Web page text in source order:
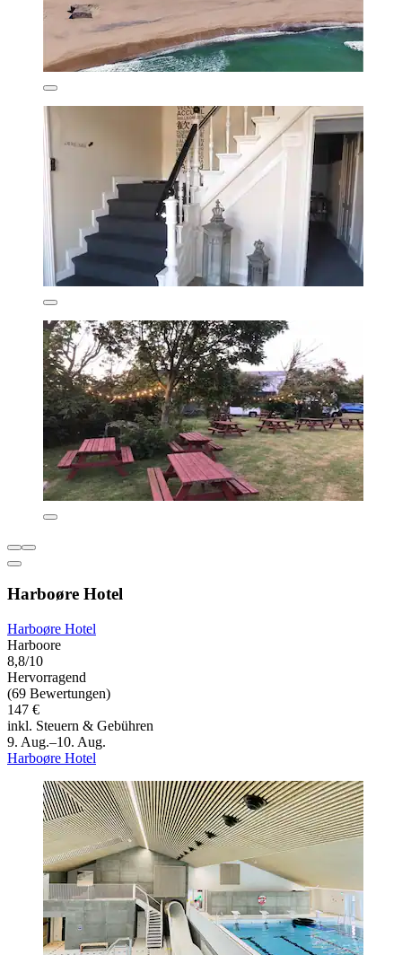
Harboøre Hotel
Harboøre Hotel
Harboore
8,8/10
Hervorragend
(69 Bewertungen)
147 €
inkl. Steuern & Gebühren
9. Aug.–10. Aug.
Harboøre Hotel